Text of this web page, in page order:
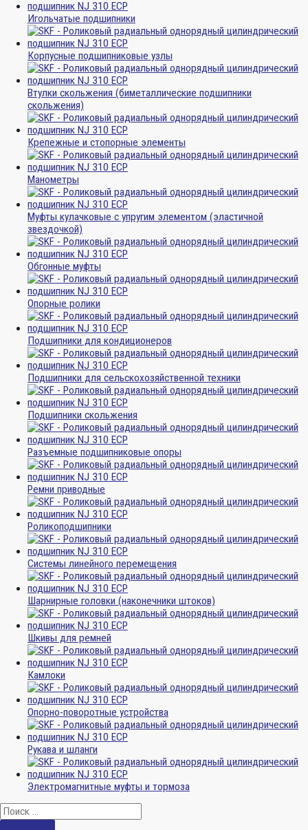
Игольчатые подшипники
Корпусные подшипниковые узлы
Втулки скольжения (биметаллические подшипники
скольжения)
Крепежные и стопорные элементы
Манометры
Муфты кулачковые с упругим элементом (эластичной
звездочкой)
Обгонные муфты
Опорные ролики
Подшипники для кондиционеров
Подшипники для сельскохозяйственной техники
Подшипники скольжения
Разъемные подшипниковые опоры
Ремни приводные
Роликоподшипники
Системы линейного перемещения
Шарнирные головки (наконечники штоков)
Шкивы для ремней
Камлоки
Опорно-поворотные устройства
Рукава и шланги
Электромагнитные муфты и тормоза